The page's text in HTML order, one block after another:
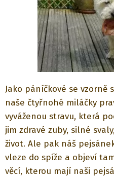
Jako páníčkové se vzorně
naše čtyřnohé miláčky
vyváženou stravu, která
jim zdravé zuby, silné
život. Ale pak náš
vleze do spíže a objeví
věcí, kterou mají naši